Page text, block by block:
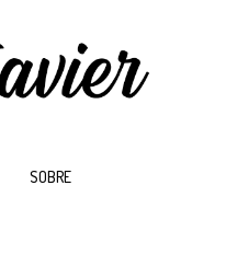
SOBRE